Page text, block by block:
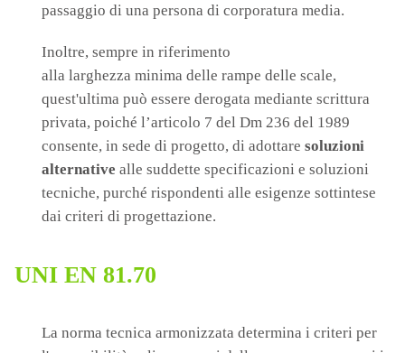
passaggio di una persona di corporatura media.
Inoltre, sempre in riferimento
alla larghezza minima delle rampe delle scale,
quest'ultima può essere derogata mediante scrittura
privata, poiché l’articolo 7 del Dm 236 del 1989
consente, in sede di progetto, di adottare soluzioni
alternative alle suddette specificazioni e soluzioni
tecniche, purché rispondenti alle esigenze sottintese
dai criteri di progettazione.
UNI EN 81.70
La norma tecnica armonizzata determina i criteri per